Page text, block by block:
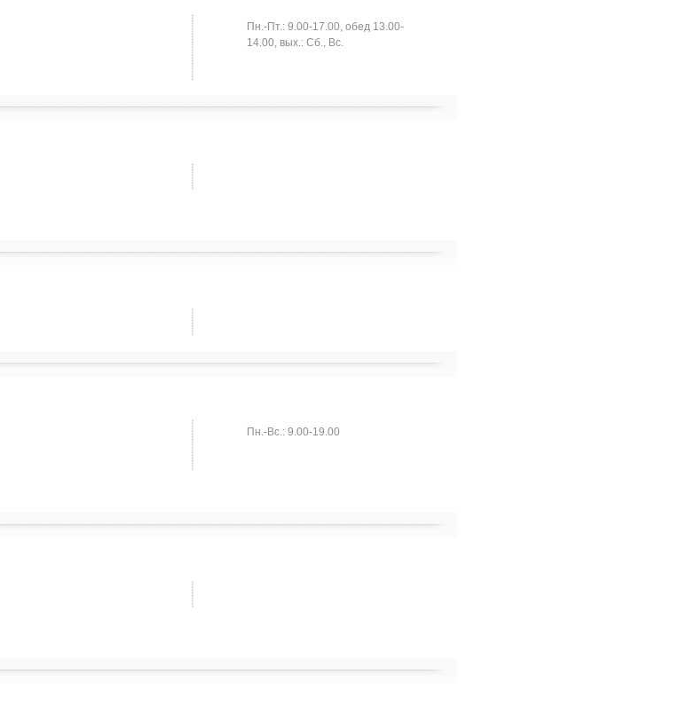
Пн.-Пт.: 9.00-17.00, обед 13.00-
14.00, вых.: Сб., Вс.
Пн.-Вс.: 9.00-19.00